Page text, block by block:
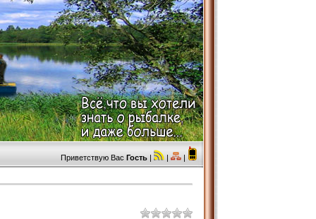
Приветствую Вас Гость | | |